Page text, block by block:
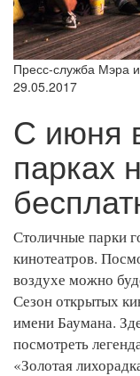
Пресс-служба Мэра
29.05.2017
С июня
парках
Столичные парки
кинотеатров.
воздухе можно
Сезон открытых
имени Баумана.
посмотреть
«Золотая